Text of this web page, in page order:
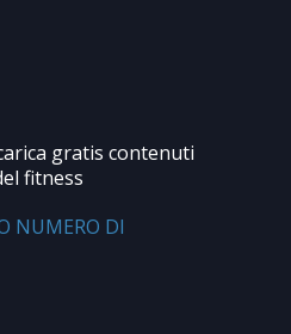
gratis contenuti
fitness
NUMERO DI